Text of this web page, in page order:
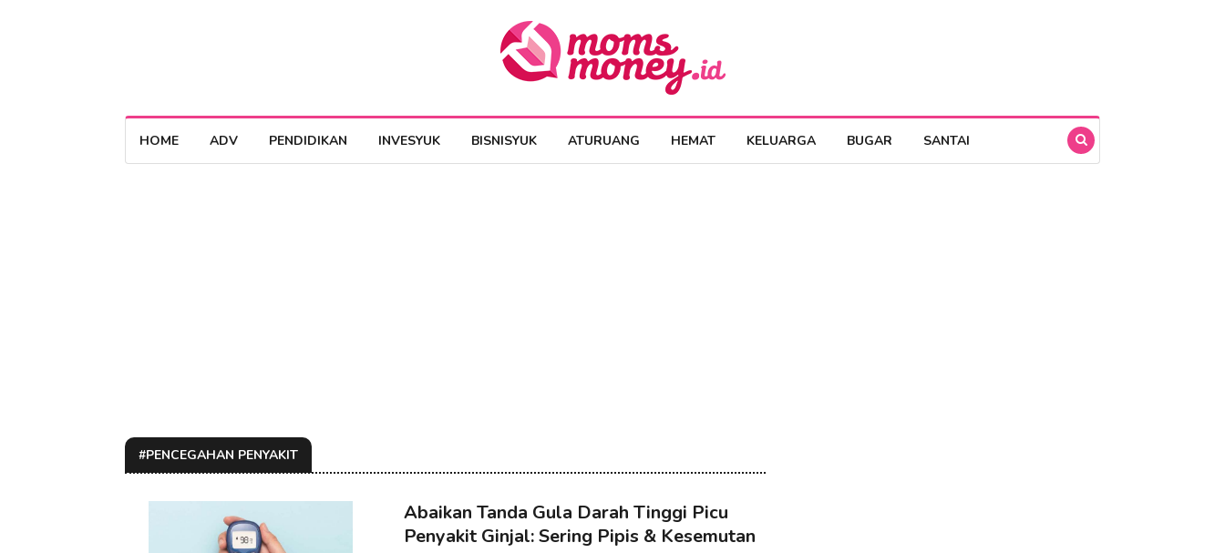
HOME ADV PENDIDIKAN INVESYUK BISNISYUK ATURUANG HEMAT KELUARGA BUGAR SANTAI
#PENCEGAHAN PENYAKIT
Abaikan Tanda Gula Darah Tinggi Picu
Penyakit Ginjal: Sering Pipis & Kesemutan